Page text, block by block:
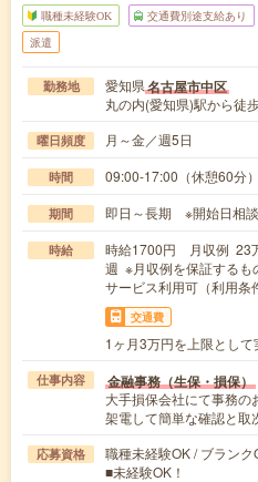
職種未経験OK 交通費別途支給あり
派遣
勤務地 愛知県名古屋市中区
丸の内(愛知県)駅から徒
曜日頻度 月～金／週5日
時間 09:00-17:00（休憩60分
期間 即日～長期 ※開始日相
時給
時給1700円 月収例 23
週 ※月収例を保証するも
サービス利用可（利用条
交通費
1ヶ月3万円を上限として
仕事内容 金融事務（生保・損保）
大手損保会社にて事務
架電して簡単な確認と
応募資格
職種未経験OK / ブラン
■未経験OK！